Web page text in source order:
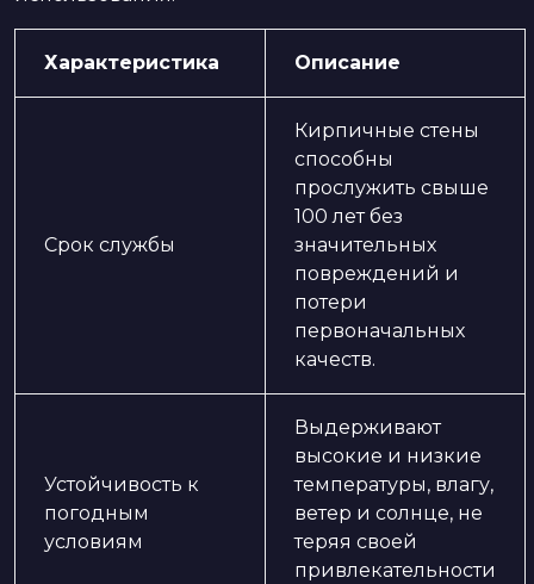
Характеристика Описание
Срок службы
Кирпичные стены
способны
прослужить свыше
100 лет без
значительных
повреждений и
потери
первоначальных
качеств.
Устойчивость к
погодным
условиям
Выдерживают
высокие и низкие
температуры, влагу,
ветер и солнце, не
теряя своей
привлекательности